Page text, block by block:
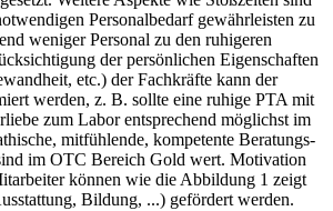
Personalbedarf gewährleisten zu
weniger Personal zu den ruhigeren
der persönlichen Eigenschaften
etc.) der Fachkräfte kann der
werden, z. B. sollte eine ruhige PTA mit
zum Labor entsprechend möglichst im
mitfühlende, kompetente Beratungs-
im OTC Bereich Gold wert. Motivation
können wie die Abbildung 1 zeigt
Bildung, ...) gefördert werden.